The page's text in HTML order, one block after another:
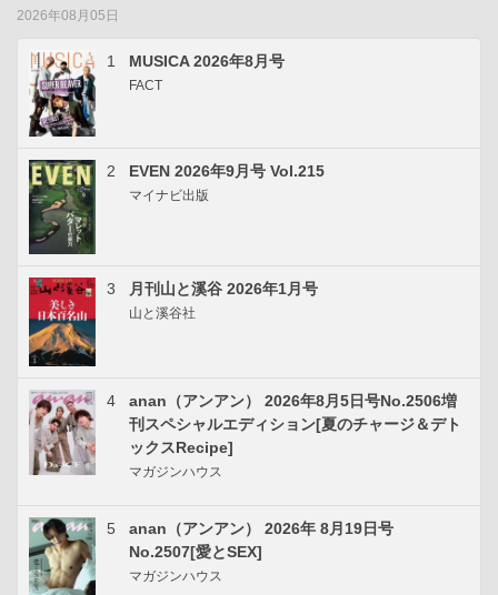
2026年08月05日
1 MUSICA 2026年8月号
FACT
2 EVEN 2026年9月号 Vol.215
マイナビ出版
3 月刊山と溪谷 2026年1月号
山と溪谷社
4
anan（アンアン） 2026年8月5日号No.2506増
刊スペシャルエディション[夏のチャージ＆デト
ックスRecipe]
マガジンハウス
5
anan（アンアン） 2026年 8月19日号
No.2507[愛とSEX]
マガジンハウス